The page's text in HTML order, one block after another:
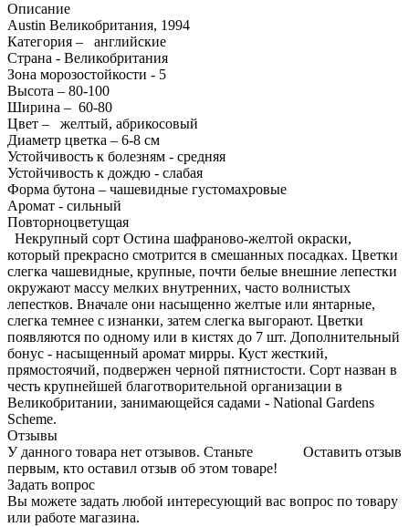
Описание
Austin Великобритания, 1994
Категория – английские
Страна - Великобритания
Зона морозостойкости - 5
Высота – 80-100
Ширина – 60-80
Цвет – желтый, абрикосовый
Диаметр цветка – 6-8 см
Устойчивость к болезням - средняя
Устойчивость к дождю - слабая
Форма бутона – чашевидные густомахровые
Аромат - сильный
Повторноцветущая
Некрупный сорт Остина шафраново-желтой окраски,
который прекрасно смотрится в смешанных посадках. Цветки
слегка чашевидные, крупные, почти белые внешние лепестки
окружают массу мелких внутренних, часто волнистых
лепестков. Вначале они насыщенно желтые или янтарные,
слегка темнее с изнанки, затем слегка выгорают. Цветки
появляются по одному или в кистях до 7 шт. Дополнительный
бонус - насыщенный аромат мирры. Куст жесткий,
прямостоячий, подвержен черной пятнистости. Сорт назван в
честь крупнейшей благотворительной организации в
Великобритании, занимающейся садами - National Gardens
Scheme.
Отзывы
Оставить отзыв
У данного товара нет отзывов. Станьте
первым, кто оставил отзыв об этом товаре!
Задать вопрос
Вы можете задать любой интересующий вас вопрос по товару
или работе магазина.